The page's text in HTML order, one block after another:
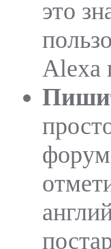
это
Alexa